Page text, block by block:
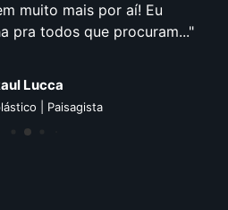
muito mais por aí! Eu
pra todos que procuram...
Lucca
| Paisagista